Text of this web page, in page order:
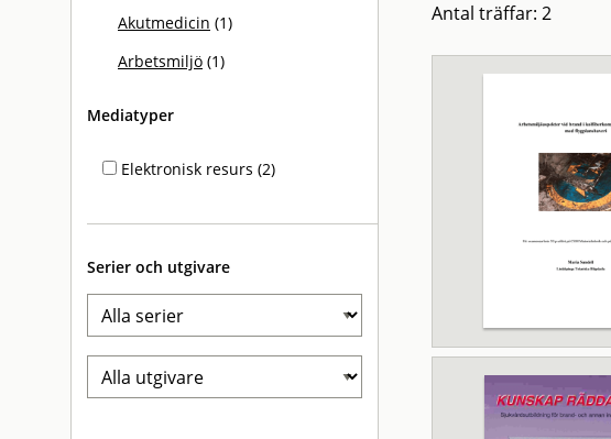
Akutmedicin (1)
Arbetsmiljö (1)
Mediatyper
Elektronisk resurs (2)
Serier och utgivare
Antal träffar: 2